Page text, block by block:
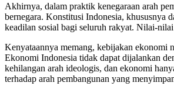
Akhirnya, dalam praktik kenegaraan arah
bernegara. Konstitusi Indonesia, khususnya
keadilan sosial bagi seluruh rakyat. Nilai-
Kenyataannya memang, kebijakan ekonomi
Ekonomi Indonesia tidak dapat dijalankan
kehilangan arah ideologis, dan ekonomi
terhadap arah pembangunan yang